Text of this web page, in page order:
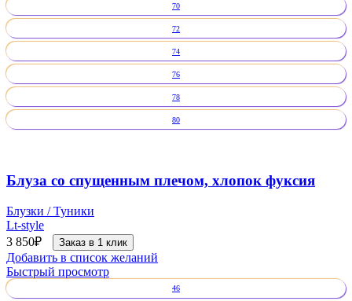
70
72
74
76
78
80
Блуза со спущенным плечом, хлопок фуксия
Блузки / Туники
Lt-style
3 850₽ Заказ в 1 клик
Добавить в список желаний
Быстрый просмотр
46